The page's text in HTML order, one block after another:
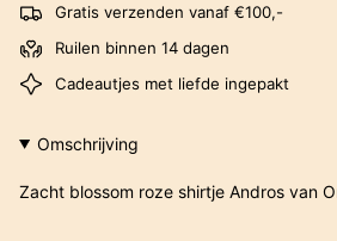
Gratis verzenden vanaf €100,-
Ruilen binnen 14 dagen
Cadeautjes met liefde ingepakt
Omschrijving
Zacht blossom roze shirtje Andros van